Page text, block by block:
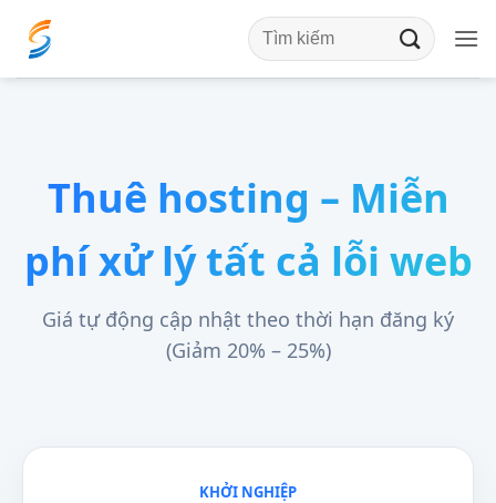
qua
Thuê hosting – Miễn
phí xử lý tất cả lỗi web
Giá tự động cập nhật theo thời hạn đăng ký
(Giảm 20% – 25%)
KHỞI NGHIỆP